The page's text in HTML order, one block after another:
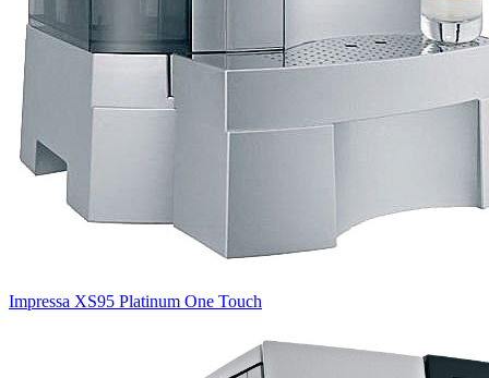
Impressa XS95 Platinum One Touch